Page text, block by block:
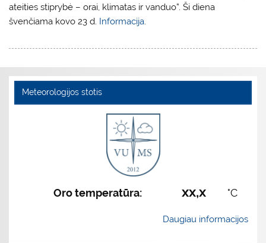
ateities stiprybė – orai, klimatas ir vanduo”. Ši diena
švenčiama kovo 23 d. Informacija.
Meteorologijos stotis
Oro temperatūra: xx,x °C
Daugiau informacijos